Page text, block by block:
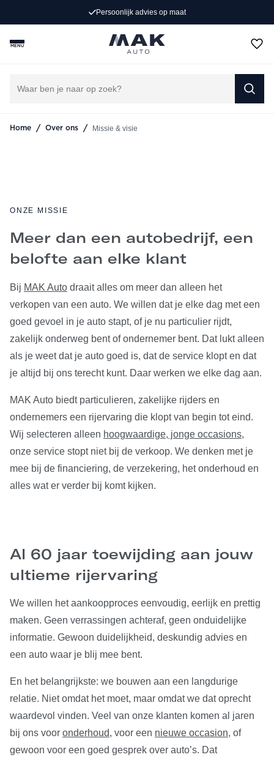
4.8/ 5(407)
MENU
Home / Over ons / Missie & visie
ONZE MISSIE
Meer dan een autobedrijf, een
belofte aan elke klant
Bij MAK Auto draait alles om meer dan alleen het
verkopen van een auto. We willen dat je elke dag met een
goed gevoel in je auto stapt, of je nu particulier rijdt,
zakelijk onderweg bent of ondernemer bent. Dat lukt alleen
als je weet dat je auto goed is, dat de service klopt en dat
je altijd bij ons terecht kunt. Daar werken we elke dag aan.
MAK Auto biedt particulieren, zakelijke rijders en
ondernemers een rijervaring die klopt van begin tot eind.
Wij selecteren alleen hoogwaardige, jonge occasions,
onze service stopt niet bij de verkoop. We denken met je
mee bij de financiering, de verzekering, het onderhoud en
alles wat er verder bij komt kijken.
Al 60 jaar toewijding aan jouw
ultieme rijervaring
We willen het aankoopproces eenvoudig, eerlijk en prettig
maken. Geen verrassingen achteraf, geen onduidelijke
informatie. Gewoon duidelijkheid, deskundig advies en
een auto waar je blij mee bent.
En het belangrijkste: we bouwen aan een langdurige
relatie. Niet omdat het moet, maar omdat we dat oprecht
waardevol vinden. Veel van onze klanten komen al jaren
bij ons voor onderhoud, voor een nieuwe occasion, of
gewoon voor een goed gesprek over auto’s. Dat